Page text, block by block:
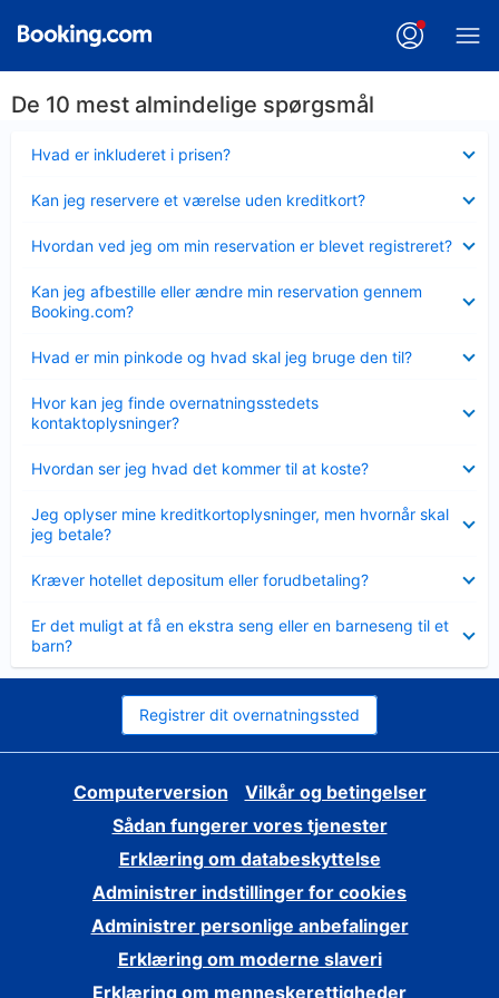
De 10 mest almindelige spørgsmål
Hvad er inkluderet i prisen?
Kan jeg reservere et værelse uden kreditkort?
Hvordan ved jeg om min reservation er blevet registreret?
Kan jeg afbestille eller ændre min reservation gennem
Booking.com?
Hvad er min pinkode og hvad skal jeg bruge den til?
Hvor kan jeg finde overnatningsstedets
kontaktoplysninger?
Hvordan ser jeg hvad det kommer til at koste?
Jeg oplyser mine kreditkortoplysninger, men hvornår skal
jeg betale?
Kræver hotellet depositum eller forudbetaling?
Er det muligt at få en ekstra seng eller en barneseng til et
barn?
Registrer dit overnatningssted
Computerversion
Vilkår og betingelser
Sådan fungerer vores tjenester
Erklæring om databeskyttelse
Administrer indstillinger for cookies
Administrer personlige anbefalinger
Erklæring om moderne slaveri
Erklæring om menneskerettigheder